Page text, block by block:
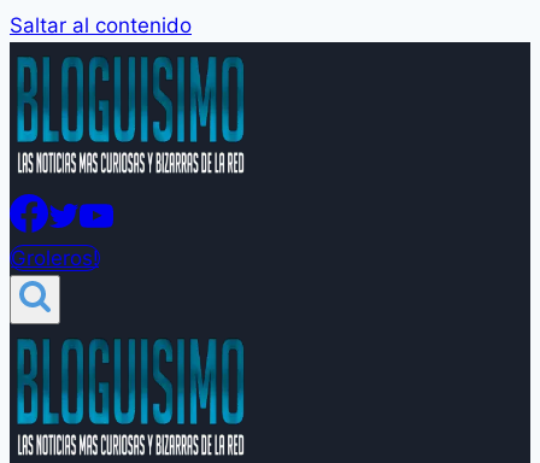
Saltar al contenido
Groleros!